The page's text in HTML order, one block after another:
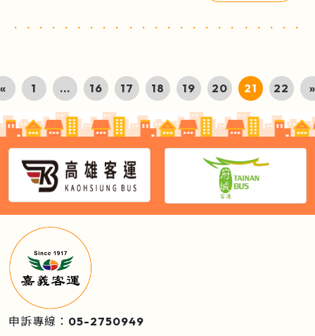
« 1 ... 16 17 18 19 20 21 22 »
申訴專線：05-2750949